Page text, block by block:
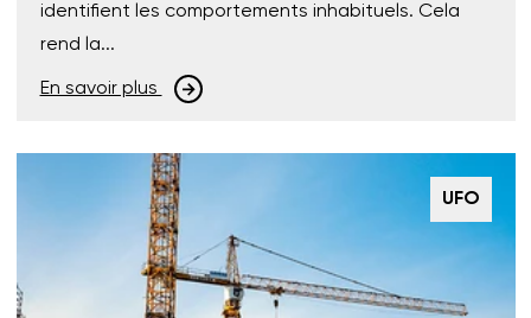
identifient les comportements inhabituels. Cela
rend la...
En savoir plus
UFO